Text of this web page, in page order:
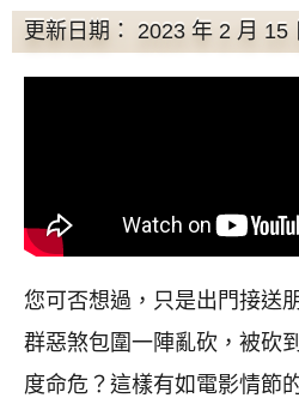
更新日期： 2023 年 2 月 15
您可否想過，只是出門接送
群惡煞包圍一陣亂砍，被砍
度命危？這樣有如電影情節